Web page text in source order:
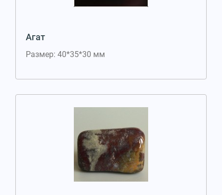
Агат
Размер: 40*35*30 мм